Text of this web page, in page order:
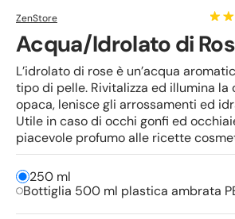
ZenStore
Acqua/Idrolato di
L’idrolato di rose è un’acqua
tipo di pelle. Rivitalizza ed illumina la
opaca, lenisce gli arrossamenti ed
Utile in caso di occhi gonfi ed
piacevole profumo alle ricette
250 ml
Bottiglia 500 ml plastica ambrata